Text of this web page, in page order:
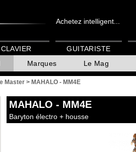
Achetez intelligent...
Marques Le Mag
CLAVIER GUITARISTE
Master > MAHALO - MM4E
MAHALO - MM4E
Baryton électro + housse